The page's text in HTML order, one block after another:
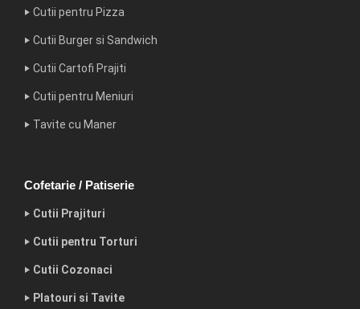
‣ Cutii pentru Pizza
‣ Cutii Burger si Sandwich
‣ Cutii Cartofi Prajiti
‣ Cutii pentru Meniuri
‣ Tavite cu Maner
Cofetarie / Patiserie
‣ Cutii Prajituri
‣ Cutii pentru Torturi
‣ Cutii Cozonaci
‣ Platouri si Tavite